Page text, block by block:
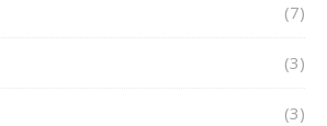
(7)
(3)
(3)